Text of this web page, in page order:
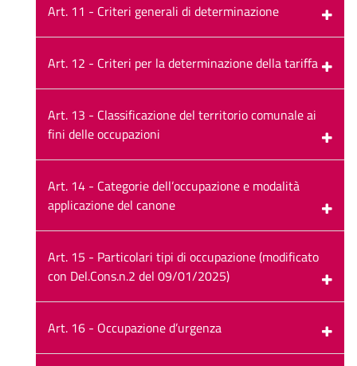
Art. 11 - Criteri generali di determinazione
Art. 12 - Criteri per la determinazione della tariffa
Art. 13 - Classificazione del territorio comunale ai
fini delle occupazioni
Art. 14 - Categorie dell’occupazione e modalità
applicazione del canone
Art. 15 - Particolari tipi di occupazione (modificato
con Del.Cons.n.2 del 09/01/2025)
Art. 16 - Occupazione d’urgenza